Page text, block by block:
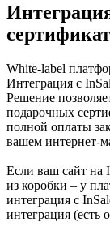
White-label
Интеграция с
Решение
подарочных
полной оплаты
вашем интернет-
Если ваш сайт на
из коробки – у
интеграция с
интеграция (есть